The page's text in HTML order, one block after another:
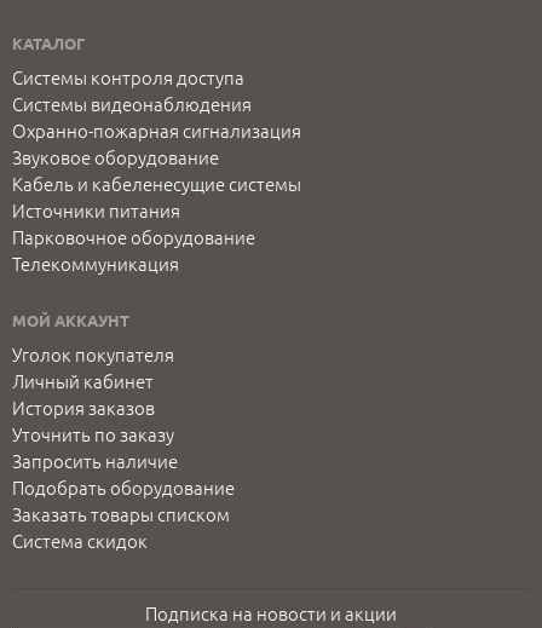
КАТАЛОГ
Системы контроля доступа
Системы видеонаблюдения
Охранно-пожарная сигнализация
Звуковое оборудование
Кабель и кабеленесущие системы
Источники питания
Парковочное оборудование
Телекоммуникация
МОЙ АККАУНТ
Уголок покупателя
Личный кабинет
История заказов
Уточнить по заказу
Запросить наличие
Подобрать оборудование
Заказать товары списком
Система скидок
Подписка на новости и акции